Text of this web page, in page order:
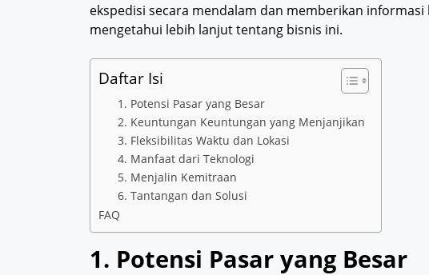
ekspedisi secara mendalam dan memberikan
mengetahui lebih lanjut tentang bisnis ini.
Daftar Isi
1. Potensi Pasar yang Besar
2. Keuntungan Keuntungan yang Menjanjikan
3. Fleksibilitas Waktu dan Lokasi
4. Manfaat dari Teknologi
5. Menjalin Kemitraan
6. Tantangan dan Solusi
FAQ
1. Potensi Pasar yang Besar